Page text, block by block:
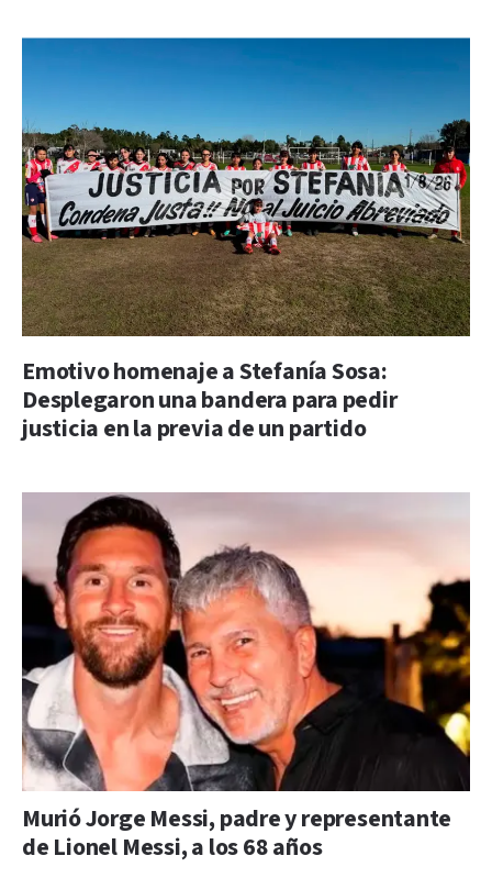
Emotivo homenaje a Stefanía Sosa:
Desplegaron una bandera para pedir
justicia en la previa de un partido
Murió Jorge Messi, padre y representante
de Lionel Messi, a los 68 años